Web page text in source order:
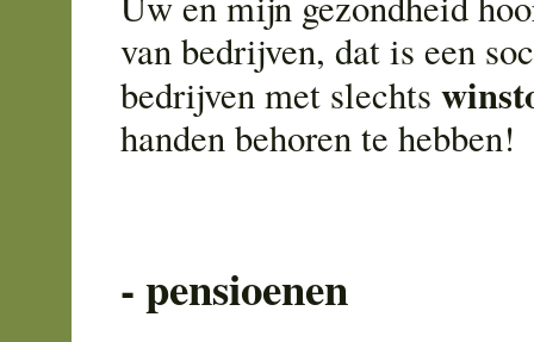
van bedrijven, dat is een
bedrijven met slechts
handen behoren te hebben!
- pensioenen